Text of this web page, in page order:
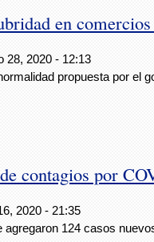
en
28, 2020 - 12:13
propuesta por el
contagios por
2020 - 21:35
agregaron 124 casos